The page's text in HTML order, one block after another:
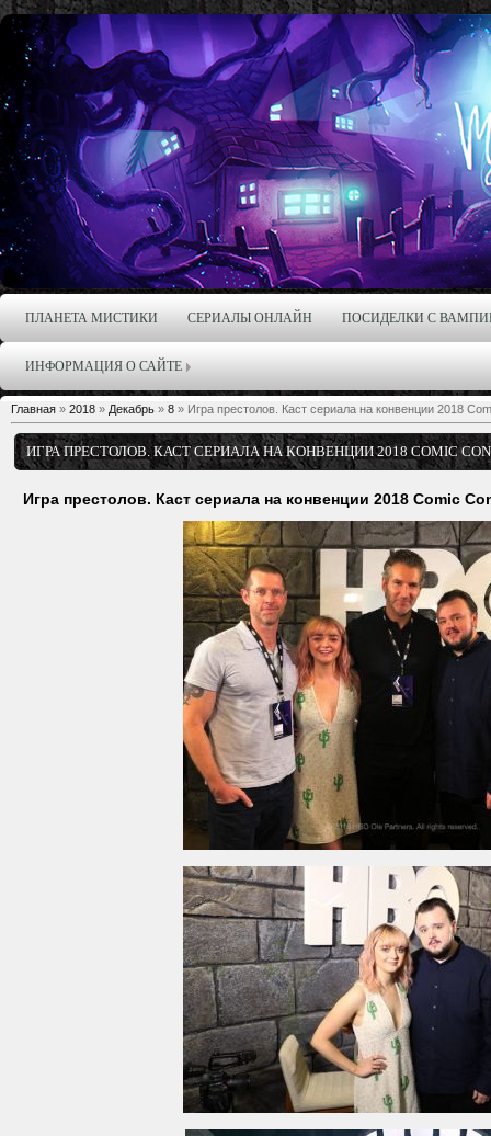
ПЛАНЕТА МИСТИКИ СЕРИАЛЫ ОНЛАЙН ПОСИДЕЛКИ С
ИНФОРМАЦИЯ О САЙТЕ
Главная » 2018 » Декабрь » 8 » Игра престолов. Каст сериала на конвенции 2018
ИГРА ПРЕСТОЛОВ. КАСТ СЕРИАЛА НА КОНВЕНЦИИ 2018 COMIC CON
Игра престолов. Каст сериала на конвенции 2018 Comic